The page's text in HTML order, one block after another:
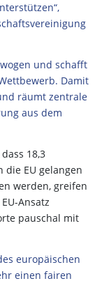
und schafft
Damit
räumt zentrale
aus dem
18,3
EU gelangen
werden, greifen
Ansatz
pauschal mit
europäischen
einen fairen